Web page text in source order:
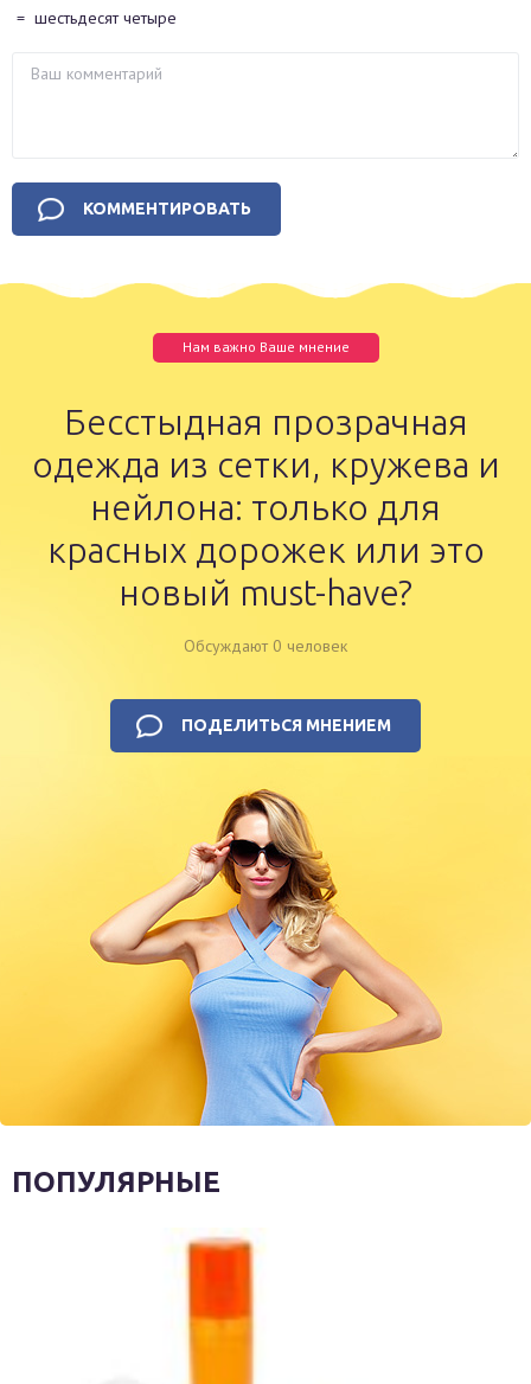
= шестьдесят четыре
Нам важно Ваше мнение
Бесстыдная прозрачная
одежда из сетки, кружева и
нейлона: только для
красных дорожек или это
новый must-have?
Обсуждают 0 человек
ПОДЕЛИТЬСЯ МНЕНИЕМ
ПОПУЛЯРНЫЕ